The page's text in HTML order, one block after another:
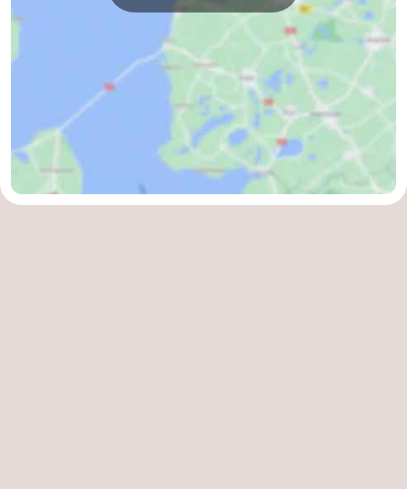
Terschelling
Texel
Météo
Contact